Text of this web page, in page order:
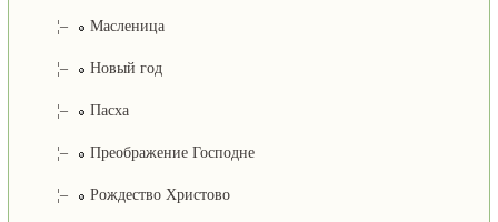
¦– Масленица
¦– Новый год
¦– Пасха
¦– Преображение Господне
¦– Рождество Христово